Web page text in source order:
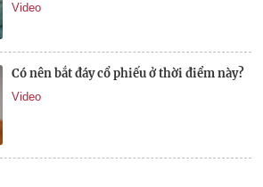
Video
Có nên bắt đáy cổ phiếu ở thời điểm này?
Video